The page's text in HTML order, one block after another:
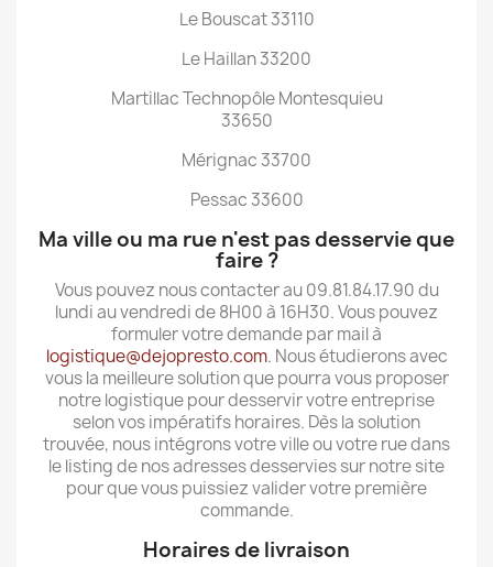
Le Bouscat 33110
Le Haillan 33200
Martillac Technopôle Montesquieu
33650
Mérignac 33700
Pessac 33600
Ma ville ou ma rue n'est pas desservie que
faire ?
Vous pouvez nous contacter au 09.81.84.17.90 du
lundi au vendredi de 8H00 à 16H30. Vous pouvez
formuler votre demande par mail à
logistique@dejopresto.com. Nous étudierons avec
vous la meilleure solution que pourra vous proposer
notre logistique pour desservir votre entreprise
selon vos impératifs horaires. Dès la solution
trouvée, nous intégrons votre ville ou votre rue dans
le listing de nos adresses desservies sur notre site
pour que vous puissiez valider votre première
commande.
Horaires de livraison